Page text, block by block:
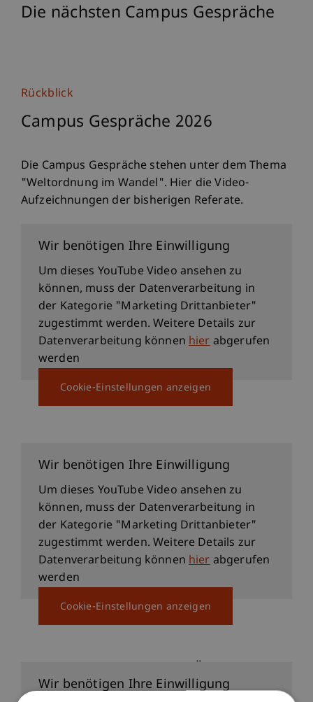
Die nächsten Campus Gespräche
Rückblick
Campus Gespräche 2026
Die Campus Gespräche stehen unter dem Thema
"Weltordnung im Wandel". Hier die Video-
Aufzeichnungen der bisherigen Referate.
Kaufmann und Christian Frommelt
Wir benötigen Ihre Einwilligung
Um dieses YouTube Video ansehen zu
können, muss der Datenverarbeitung in
der Kategorie "Marketing Drittanbieter"
zugestimmt werden. Weitere Details zur
Datenverarbeitung könnenhierabgerufen
werden
Cookie-Einstellungen anzeigen
Prof. Dr. Martin Wenz
Wir benötigen Ihre Einwilligung
Um dieses YouTube Video ansehen zu
können, muss der Datenverarbeitung in
der Kategorie "Marketing Drittanbieter"
zugestimmt werden. Weitere Details zur
Datenverarbeitung könnenhierabgerufen
werden
Cookie-Einstellungen anzeigen
zur Ordnung in der Politik" mit Nils C.
Wir benötigen Ihre Einwilligung